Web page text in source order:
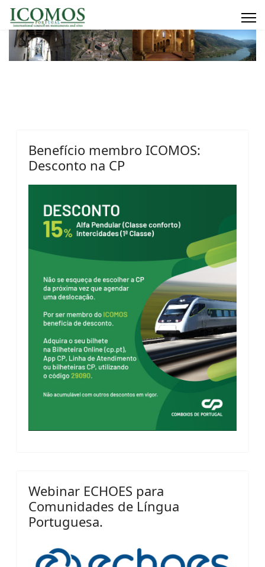
Benefício membro ICOMOS:
Desconto na CP
Webinar ECHOES para
Comunidades de Língua
Portuguesa.